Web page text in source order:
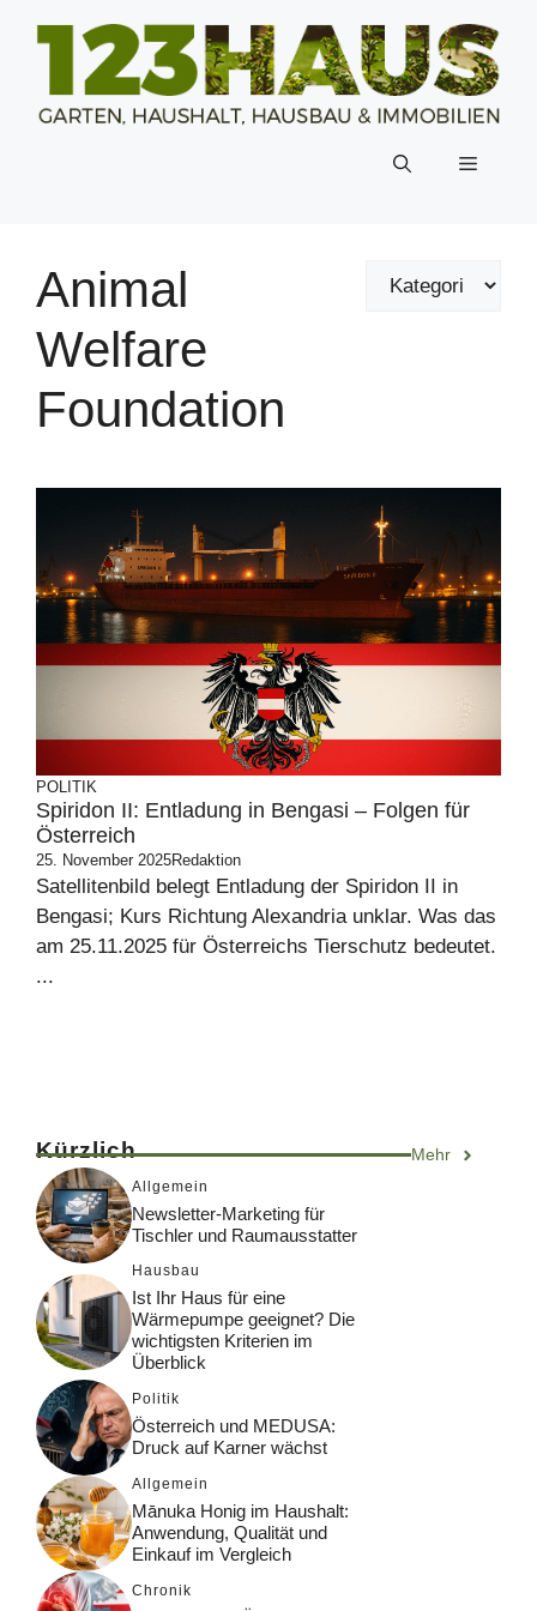
Inhalt
Menü
Animal
Welfare
Foundation
POLITIK
Spiridon II: Entladung in Bengasi – Folgen für
Österreich
25. November 2025Redaktion
Satellitenbild belegt Entladung der Spiridon II in
Bengasi; Kurs Richtung Alexandria unklar. Was das
am 25.11.2025 für Österreichs Tierschutz bedeutet.
...
Kürzlich Mehr
Allgemein
Newsletter-Marketing für
Tischler und Raumausstatter
Hausbau
Ist Ihr Haus für eine
Wärmepumpe geeignet? Die
wichtigsten Kriterien im
Überblick
Politik
Österreich und MEDUSA:
Druck auf Karner wächst
Allgemein
Mānuka Honig im Haushalt:
Anwendung, Qualität und
Einkauf im Vergleich
Chronik